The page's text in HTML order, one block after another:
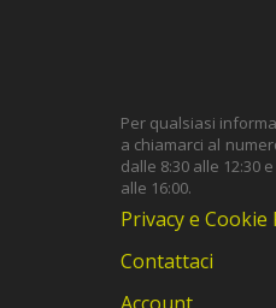
Per qualsiasi
a chiamarci al
dalle 8:30 alle 12:30
alle 16:00.
Privacy e Cookie
Contattaci